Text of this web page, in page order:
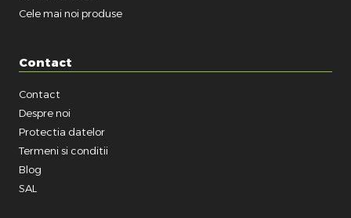
Cele mai noi produse
Contact
Contact
Despre noi
Protectia datelor
Termeni si conditii
Blog
SAL